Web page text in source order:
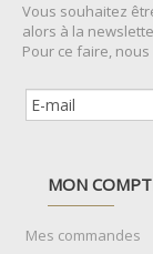
Vous souhaitez
alors à la
Pour ce faire,
MON
Mes commandes